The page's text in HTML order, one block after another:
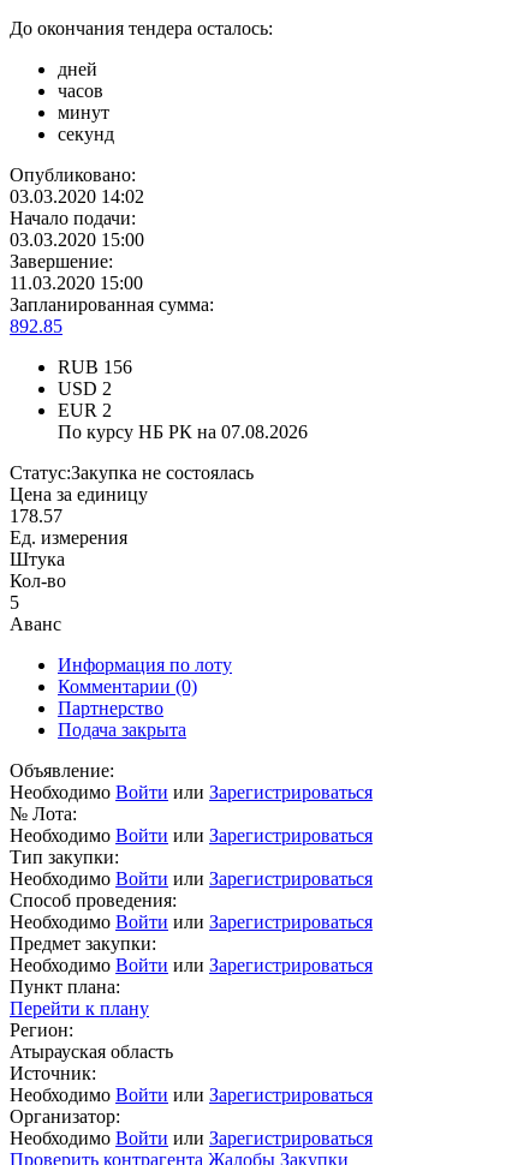
До окончания тендера осталось:
дней
часов
минут
секунд
Опубликовано:
03.03.2020 14:02
Начало подачи:
03.03.2020 15:00
Завершение:
11.03.2020 15:00
Запланированная сумма:
892.85
RUB 156
USD 2
EUR 2
По курсу НБ РК на 07.08.2026
Статус:Закупка не состоялась
Цена за единицу
178.57
Ед. измерения
Штука
Кол-во
5
Аванс
Информация по лоту
Комментарии (0)
Партнерство
Подача закрыта
Объявление:
Необходимо Войти или Зарегистрироваться
№ Лота:
Необходимо Войти или Зарегистрироваться
Тип закупки:
Необходимо Войти или Зарегистрироваться
Способ проведения:
Необходимо Войти или Зарегистрироваться
Предмет закупки:
Необходимо Войти или Зарегистрироваться
Пункт плана:
Перейти к плану
Регион:
Атырауская область
Источник:
Необходимо Войти или Зарегистрироваться
Организатор:
Необходимо Войти или Зарегистрироваться
Проверить контрагента Жалобы Закупки